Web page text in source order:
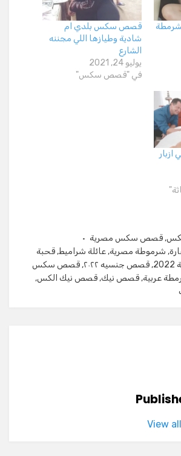
قصص سكس بلدي ام
شادية وطيازها اللي مجننه
الشارع
يوليو 24, 2021
في "قصص سكس"
, قصص سكس مصرية
, شرموطة مصرية, عائلة شراميط, قحبة
, قصص جنسيه ٢٠٢٢ , قصص سكس
عربية, قصص نيك, قصص نيك الكس,
View